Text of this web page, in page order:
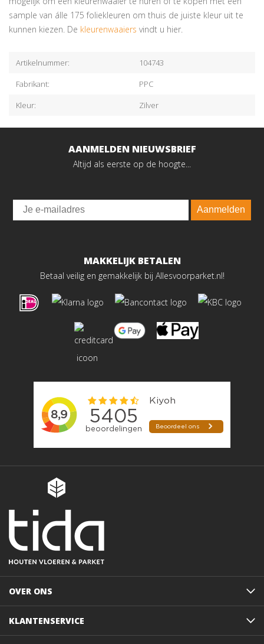
sample van álle 175 foliekleuren om thuis de juiste kleur uit te
kunnen kiezen. De kleurenwaaiers vindt u hier.
Artikelnummer:
104743
Fabrikant:
PPC
Kleur:
Zilver
AANMELDEN NIEUWSBRIEF
Altijd als eerste op de hoogte...
Email
Aanmelden
MAKKELIJK BETALEN
Betaal veilig en gemakkelijk bij Allesvoorparket.nl!
OVER ONS
KLANTENSERVICE